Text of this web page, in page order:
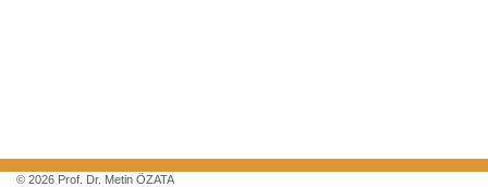
© 2026 Prof. Dr. Metin ÖZATA